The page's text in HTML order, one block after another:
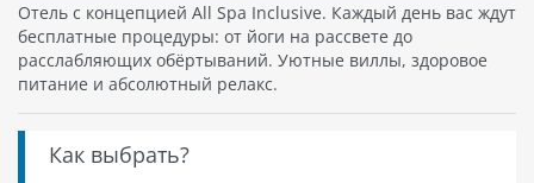
Отель с концепцией All Spa Inclusive. Каждый день вас ждут
бесплатные процедуры: от йоги на рассвете до
расслабляющих обёртываний. Уютные виллы, здоровое
питание и абсолютный релакс.
Как выбрать?